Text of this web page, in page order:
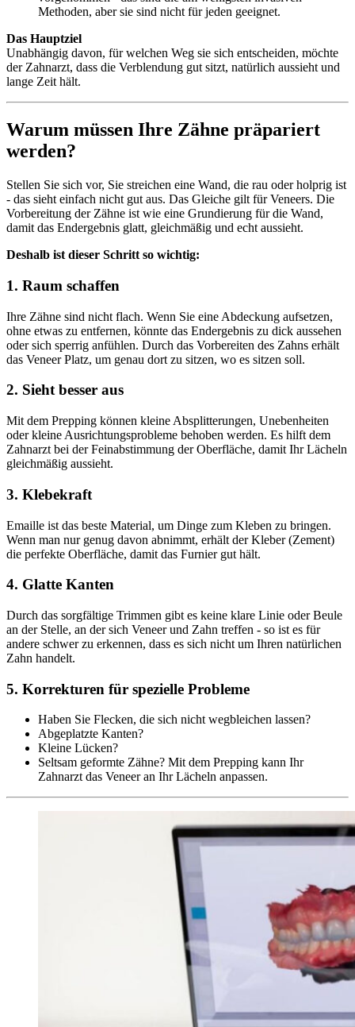
Methoden, aber sie sind nicht für jeden geeignet.
Das Hauptziel
Unabhängig davon, für welchen Weg sie sich entscheiden, möchte
der Zahnarzt, dass die Verblendung gut sitzt, natürlich aussieht und
lange Zeit hält.
Warum müssen Ihre Zähne präpariert
werden?
Stellen Sie sich vor, Sie streichen eine Wand, die rau oder holprig ist
- das sieht einfach nicht gut aus. Das Gleiche gilt für Veneers. Die
Vorbereitung der Zähne ist wie eine Grundierung für die Wand,
damit das Endergebnis glatt, gleichmäßig und echt aussieht.
Deshalb ist dieser Schritt so wichtig:
1. Raum schaffen
Ihre Zähne sind nicht flach. Wenn Sie eine Abdeckung aufsetzen,
ohne etwas zu entfernen, könnte das Endergebnis zu dick aussehen
oder sich sperrig anfühlen. Durch das Vorbereiten des Zahns erhält
das Veneer Platz, um genau dort zu sitzen, wo es sitzen soll.
2. Sieht besser aus
Mit dem Prepping können kleine Absplitterungen, Unebenheiten
oder kleine Ausrichtungsprobleme behoben werden. Es hilft dem
Zahnarzt bei der Feinabstimmung der Oberfläche, damit Ihr Lächeln
gleichmäßig aussieht.
3. Klebekraft
Emaille ist das beste Material, um Dinge zum Kleben zu bringen.
Wenn man nur genug davon abnimmt, erhält der Kleber (Zement)
die perfekte Oberfläche, damit das Furnier gut hält.
4. Glatte Kanten
Durch das sorgfältige Trimmen gibt es keine klare Linie oder Beule
an der Stelle, an der sich Veneer und Zahn treffen - so ist es für
andere schwer zu erkennen, dass es sich nicht um Ihren natürlichen
Zahn handelt.
5. Korrekturen für spezielle Probleme
Haben Sie Flecken, die sich nicht wegbleichen lassen?
Abgeplatzte Kanten?
Kleine Lücken?
Seltsam geformte Zähne? Mit dem Prepping kann Ihr
Zahnarzt das Veneer an Ihr Lächeln anpassen.